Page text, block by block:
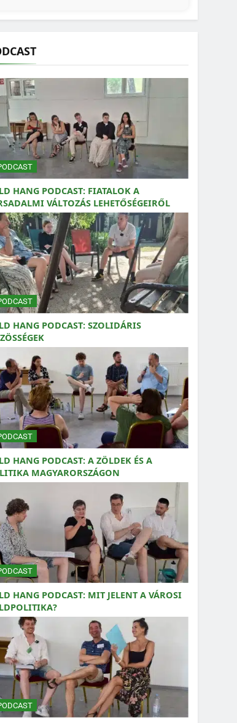
HANG PODCAST: FIATALOK A
VÁLTOZÁS LEHETŐSÉGEIRŐL
HANG PODCAST: SZOLIDÁRIS
HANG PODCAST: A ZÖLDEK ÉS A
MAGYARORSZÁGON
HANG PODCAST: MIT JELENT A VÁROSI